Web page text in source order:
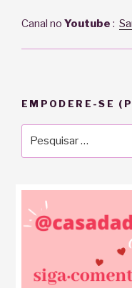
Canal no Youtube :
EMPODERE-SE